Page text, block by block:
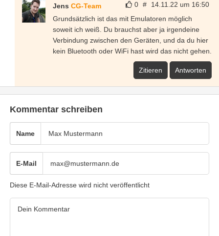
0 # 14.11.22 um 16:50
Jens CG-Team
Grundsätzlich ist das mit Emulatoren möglich
soweit ich weiß. Du brauchst aber ja irgendeine
Verbindung zwischen den Geräten, und da du hier
kein Bluetooth oder WiFi hast wird das nicht gehen.
Zitieren Antworten
Kommentar schreiben
Name
E-Mail
Diese E-Mail-Adresse wird nicht veröffentlicht